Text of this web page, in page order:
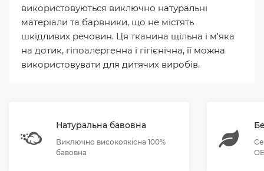
використовуються виключно натуральні
матеріали та барвники, що не містять
шкідливих речовин. Ця тканина щільна і м'яка
на дотик, гіпоалергенна і гігієнічна, її можна
використовувати для дитячих виробів.
Натуральна бавовна
Виключно високоякісна 100%
бавовна